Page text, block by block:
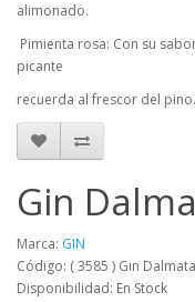
alimonado.
 Pimienta rosa: Con su
picante
recuerda al frescor del
Gin
Marca: GIN
Código: ( 3585 ) Gin
Disponibilidad: En Stock